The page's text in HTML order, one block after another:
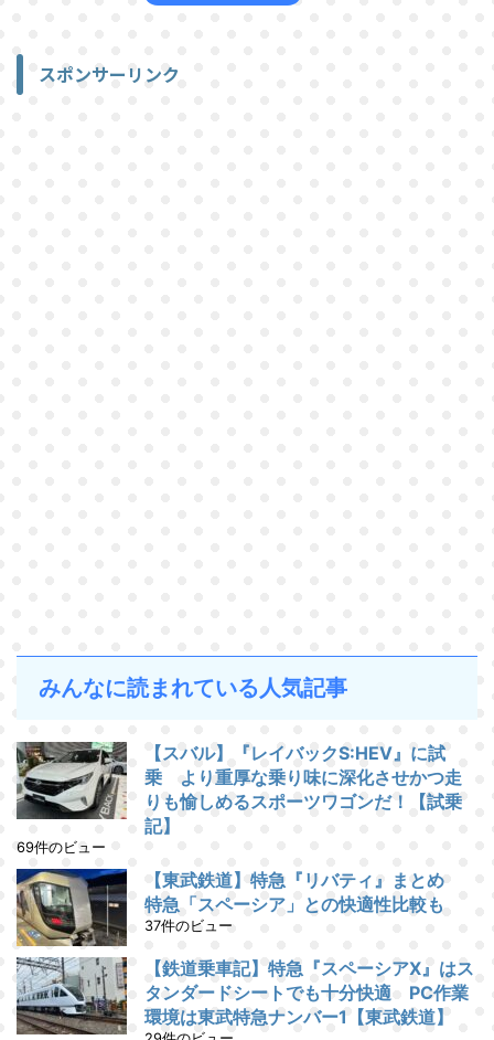
スポンサーリンク
みんなに読まれている人気記事
【スバル】『レイバックS:HEV』に試
乗 より重厚な乗り味に深化させかつ走
りも愉しめるスポーツワゴンだ！【試乗
記】
69件のビュー
【東武鉄道】特急『リバティ』まとめ
特急「スペーシア」との快適性比較も
37件のビュー
【鉄道乗車記】特急『スペーシアX』はス
タンダードシートでも十分快適 PC作業
環境は東武特急ナンバー1【東武鉄道】